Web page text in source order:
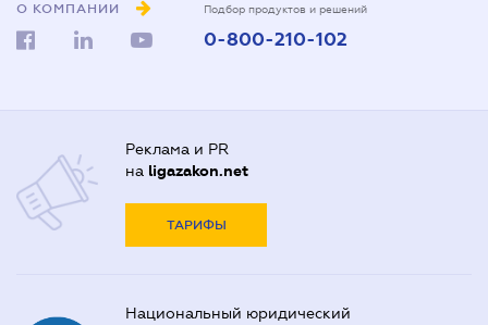
О КОМПАНИИ Подбор продуктов и решений
0-800-210-102
Реклама и PR
на ligazakon.net
ТАРИФЫ
Национальный юридический